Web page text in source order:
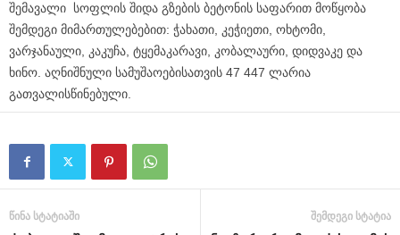
შემავალი სოფლის შიდა გზების ბეტონის საფარით მოწყობა
შემდეგი მიმართულებებით: ჭახათი, კეჭიეთი, ოხტომი,
ვარჯანაული, კაკუჩა, ტყემაკარავი, კობალაური, დიდვაკე და
ხინო. აღნიშნული სამუშაოებისათვის 47 447 ლარია
გათვალისწინებული.
წინა სტატიაში შემდეგი სტატია